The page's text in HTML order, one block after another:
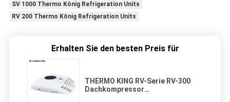
SV 1000 Thermo König Refrigeration Units
RV 200 Thermo König Refrigeration Units
Erhalten Sie den besten Preis für
THERMO KING RV-Serie RV-300
Dachkompressor